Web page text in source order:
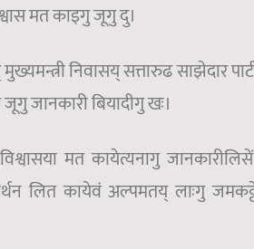
मत काइगु जूगु दु।
निवासय् सत्तारुढ साझेदार
जानकारी बियादीगु खः।
मत कायेत्यनागु
लित कायेवं अल्पमतय् लाःगु